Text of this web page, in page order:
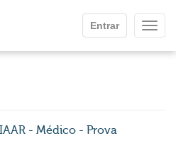
Entrar
- Médico - Prova